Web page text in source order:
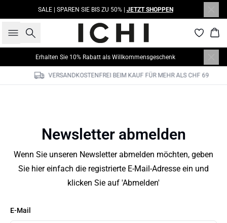
SALE | SPAREN SIE BIS ZU 50% | JETZT SHOPPEN
Suche
Erhalten Sie 10% Rabatt als Willkommensgeschenk
VERSANDKOSTENFREI BEIM KAUF FÜR MEHR ALS CHF 69
Newsletter abmelden
Wenn Sie unseren Newsletter abmelden möchten, geben
Sie hier einfach die registrierte E-Mail-Adresse ein und
klicken Sie auf 'Abmelden'
E-Mail